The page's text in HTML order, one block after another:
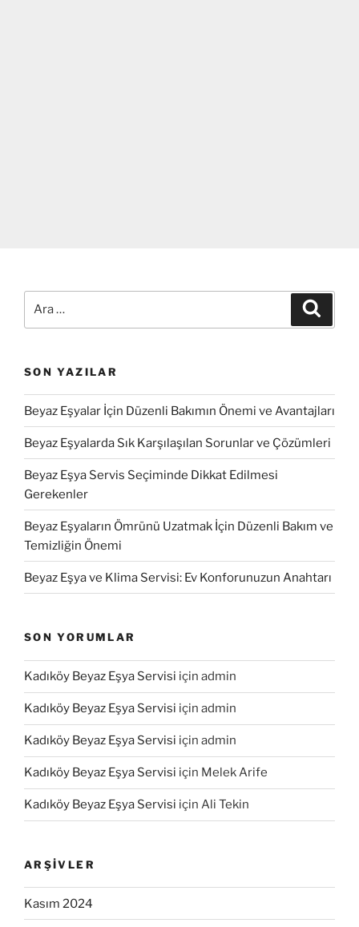
SON YAZILAR
Beyaz Eşyalar İçin Düzenli Bakımın Önemi ve Avantajları
Beyaz Eşyalarda Sık Karşılaşılan Sorunlar ve Çözümleri
Beyaz Eşya Servis Seçiminde Dikkat Edilmesi
Gerekenler
Beyaz Eşyaların Ömrünü Uzatmak İçin Düzenli Bakım ve
Temizliğin Önemi
Beyaz Eşya ve Klima Servisi: Ev Konforunuzun Anahtarı
SON YORUMLAR
Kadıköy Beyaz Eşya Servisi için admin
Kadıköy Beyaz Eşya Servisi için admin
Kadıköy Beyaz Eşya Servisi için admin
Kadıköy Beyaz Eşya Servisi için Melek Arife
Kadıköy Beyaz Eşya Servisi için Ali Tekin
ARŞIVLER
Kasım 2024